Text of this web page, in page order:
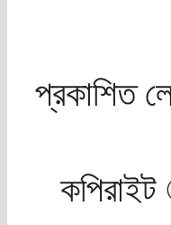
প্রকাশিত